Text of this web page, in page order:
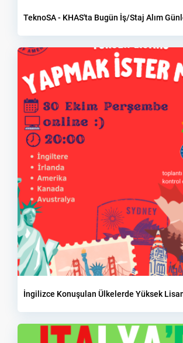
TeknoSA - KHAS'ta Bugün İş/Staj Alım
İngilizce Konuşulan Ülkelerde Yüksek